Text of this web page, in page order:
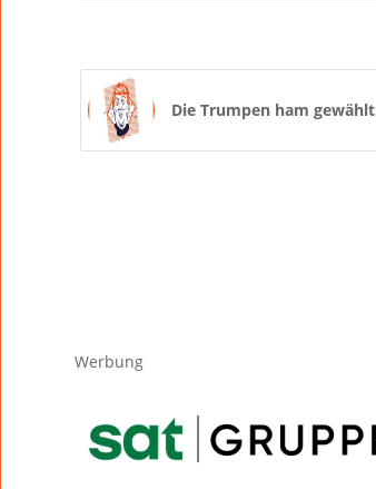
Die Trumpen ham gewählt
Werbung